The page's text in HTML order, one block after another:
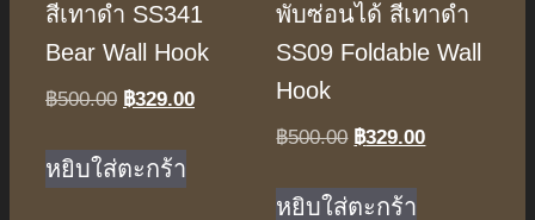
สีเทาดำ SS341
Bear Wall Hook
฿500.00 Original
was:
฿500.00.
฿329.00
หยิบใส่ตะกร้า
พับซ่อนได้ สีเทาดำ
SS09 Foldable Wall
Hook
฿500.00 Original
was:
฿329.00
หยิบใส่ตะกร้า